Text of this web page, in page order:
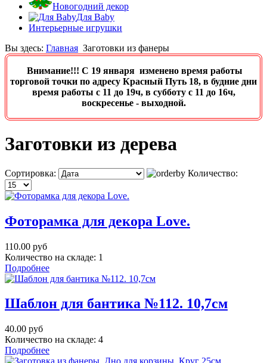
Новогодний декор
Для Baby
Интерьерные игрушки
Вы здесь: Главная Заготовки из фанеры
Внимание!!! C 19 января изменено время работы
торговой точки по адресу Красный Путь 18, в будние дни
время работы с 11 до 19ч, в субботу с 11 до 16ч,
воскресенье - выходной.
Заготовки из дерева
Сортировка: Количество:
Фоторамка для декора Love.
110.00 руб
Количество на складе: 1
Подробнее
Шаблон для бантика №112. 10,7см
40.00 руб
Количество на складе: 4
Подробнее